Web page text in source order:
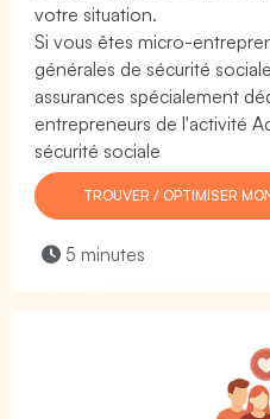
votre situation.
Si vous êtes micro-
générales de sécurité
assurances spécialement
entrepreneurs de l'activité
sécurité sociale
TROUVER / OPTIMISER
5 minutes